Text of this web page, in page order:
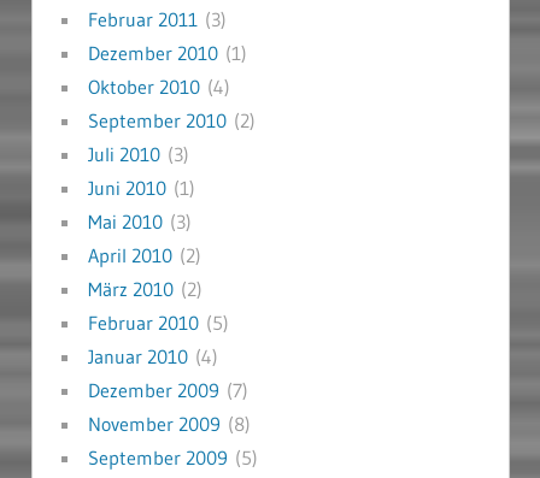
Februar 2011(3)
Dezember 2010(1)
Oktober 2010(4)
September 2010(2)
Juli 2010(3)
Juni 2010(1)
Mai 2010(3)
April 2010(2)
März 2010(2)
Februar 2010(5)
Januar 2010(4)
Dezember 2009 (7)
November 2009 (8)
September 2009 (5)